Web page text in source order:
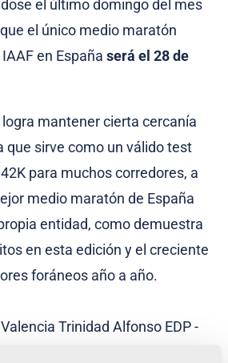
el último domingo del mes
el único medio maratón
en Españaserá el 28 de
mantener cierta cercanía
que sirve como un válido test
para muchos corredores, a
medio maratón de España
entidad, como demuestra
en esta edición y el creciente
foráneos año a año.